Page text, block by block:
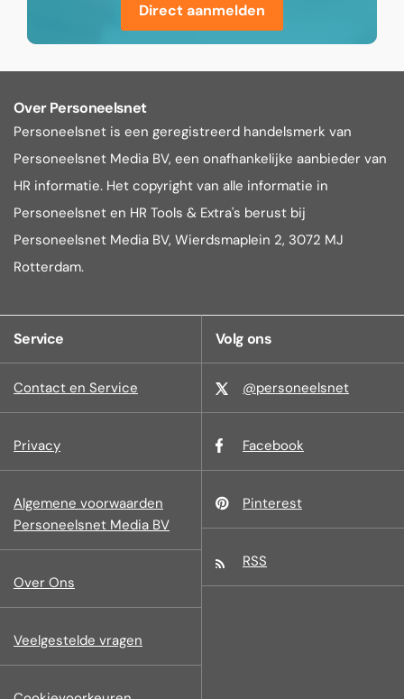
Direct aanmelden
Over Personeelsnet
Personeelsnet is een geregistreerd handelsmerk van
Personeelsnet Media BV, een onafhankelijke aanbieder van
HR informatie. Het copyright van alle informatie in
Personeelsnet en HR Tools & Extra's berust bij
Personeelsnet Media BV, Wierdsmaplein 2, 3072 MJ
Rotterdam.
Service
Contact en Service
Privacy
Algemene voorwaarden
Personeelsnet Media BV
Over Ons
Veelgestelde vragen
Volg ons
@personeelsnet
Facebook
Pinterest
RSS